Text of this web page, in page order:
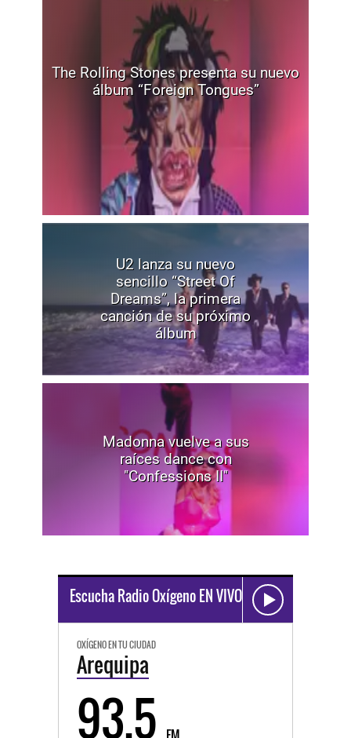
The Rolling Stones presenta su nuevo
álbum “Foreign Tongues”
U2 lanza su nuevo
sencillo “Street Of
Dreams”, la primera
canción de su próximo
álbum
Madonna vuelve a sus
raíces dance con
"Confessions II"
Escucha Radio Oxígeno EN VIVO
OXÍGENO EN TU CIUDAD
Arequipa
93.5